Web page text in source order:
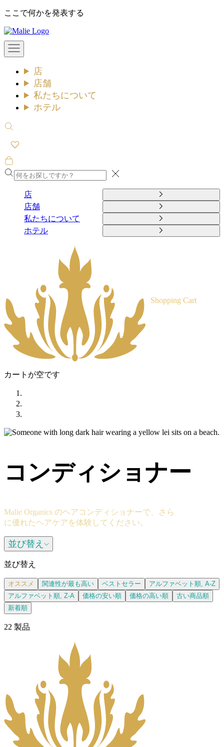
コ
テ
ン
ツ
ここで何かを発表する
Malie
メ
ニ
店
店舗
私たちについて
ホテル
検
を
開
く
カ
ー
閉
店
店舗
私たちについて
ホテル
Shopping Cart
カートが空です
コンディショナー
Malie Organics のヘアコンディショナーで、さら
に優れたヘアケアを体験してください。
並び替え
並び替え
オススメ 関連性が最も高い ベストセラー
アルファベット順, A-Z
アルファベット順, Z-A
価格の安い順 価格の高い順
古い商品順
新着順
22 製品